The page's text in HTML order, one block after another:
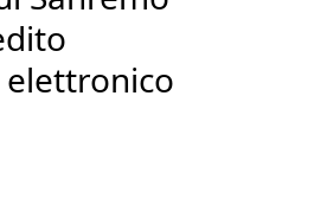
elettronico